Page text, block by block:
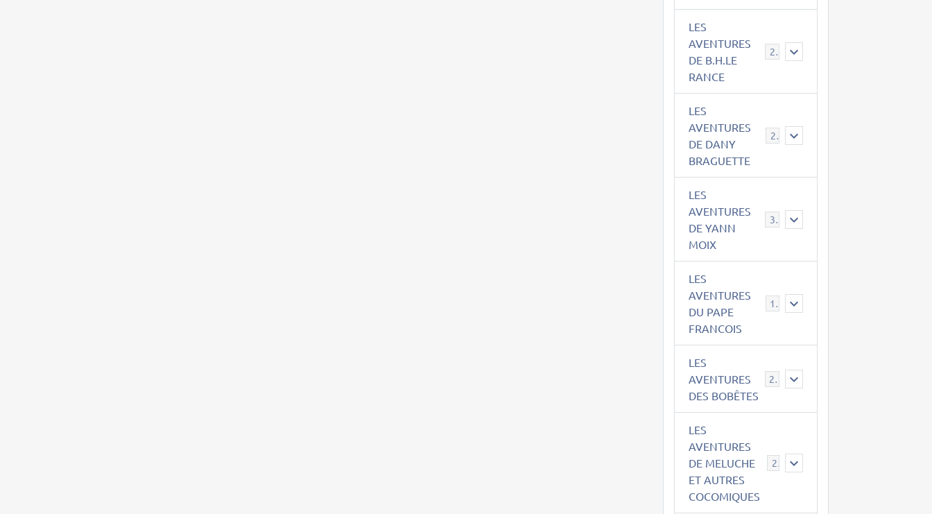
LES
AVENTURES
DE B.H.LE
RANCE
21
LES
AVENTURES
DE DANY
BRAGUETTE
29
LES
AVENTURES
DE YANN
MOIX
39
LES
AVENTURES
DU PAPE
FRANCOIS
15
LES
AVENTURES
DES BOBÊTES
23
LES
AVENTURES
DE MELUCHE
ET AUTRES
COCOMIQUES
22